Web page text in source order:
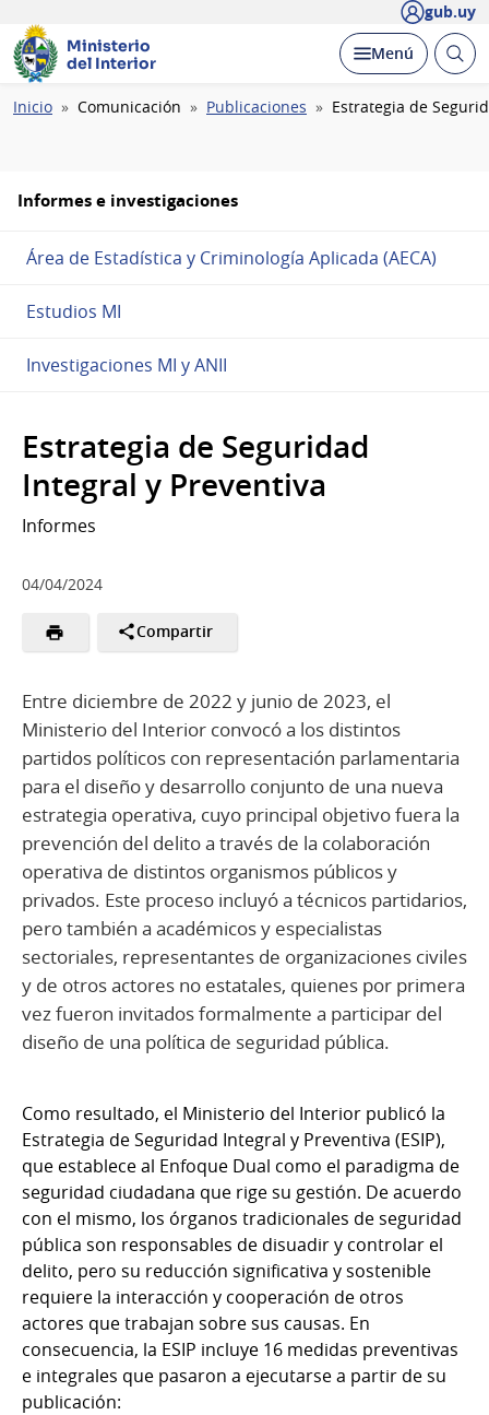
gub.uy
Ministerio
del Interior
Desplegar
Menú Abrir
Ruta
Inicio Comunicación Publicaciones Estrategia de
Informes e investigaciones
Área de Estadística y Criminología Aplicada (AECA)
Estudios MI
Investigaciones MI y ANII
Estrategia de Seguridad
Integral y Preventiva
Informes
04/04/2024
Compartir
Entre diciembre de 2022 y junio de 2023, el
Ministerio del Interior convocó a los distintos
partidos políticos con representación parlamentaria
para el diseño y desarrollo conjunto de una nueva
estrategia operativa, cuyo principal objetivo fuera la
prevención del delito a través de la colaboración
operativa de distintos organismos públicos y
privados. Este proceso incluyó a técnicos partidarios,
pero también a académicos y especialistas
sectoriales, representantes de organizaciones civiles
y de otros actores no estatales, quienes por primera
vez fueron invitados formalmente a participar del
diseño de una política de seguridad pública.
Como resultado, el Ministerio del Interior publicó la
Estrategia de Seguridad Integral y Preventiva (ESIP),
que establece al Enfoque Dual como el paradigma de
seguridad ciudadana que rige su gestión. De acuerdo
con el mismo, los órganos tradicionales de seguridad
pública son responsables de disuadir y controlar el
delito, pero su reducción significativa y sostenible
requiere la interacción y cooperación de otros
actores que trabajan sobre sus causas. En
consecuencia, la ESIP incluye 16 medidas preventivas
e integrales que pasaron a ejecutarse a partir de su
publicación: